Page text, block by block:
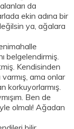
da
ekin adına bir
ya, ağalara
belgelendirmiş.
Kendisinden
ama onlar
korkuyorlarmış.
Ben de
olmalı! Ağadan